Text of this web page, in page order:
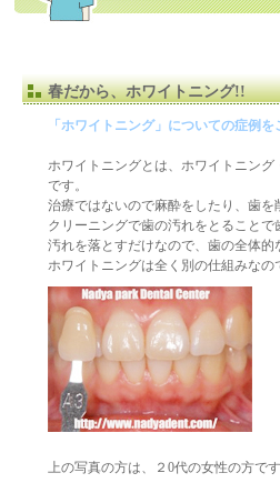
春だから、ホワイトニング!!
「ホワイトニング」についての症例を
ホワイトニングとは、ホワイトニン
です。
治療ではないので麻酔をしたり、歯を
クリーニングで歯の汚れをとること
汚れを落とすだけなので、歯の全体的
ホワイトニングは全く別の仕組みなの
上の写真の方は、２0代の女性の方です